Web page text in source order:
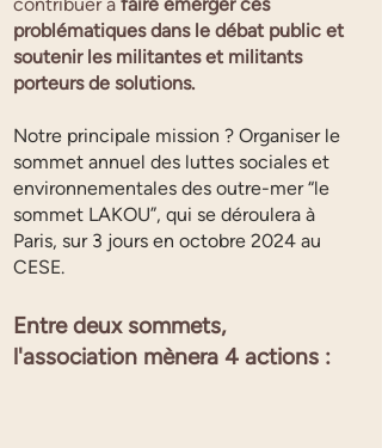
problématiques dans le débat public et
soutenir les militantes et militants
porteurs de solutions.
Notre principale mission ? Organiser le
sommet annuel des luttes sociales et
environnementales des outre-mer “le
sommet LAKOU”, qui se déroulera à
Paris, sur 3 jours en octobre 2024 au
CESE.
Entre deux sommets,
l'association mènera 4 actions :